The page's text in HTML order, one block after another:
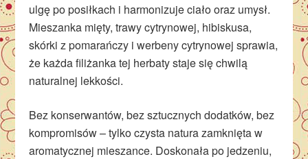
ulgę po posiłkach i harmonizuje ciało oraz umysł.
Mieszanka mięty, trawy cytrynowej, hibiskusa,
skórki z pomarańczy i werbeny cytrynowej sprawia,
że każda filiżanka tej herbaty staje się chwilą
naturalnej lekkości.
Bez konserwantów, bez sztucznych dodatków, bez
kompromisów – tylko czysta natura zamknięta w
aromatycznej mieszance. Doskonała po jedzeniu,